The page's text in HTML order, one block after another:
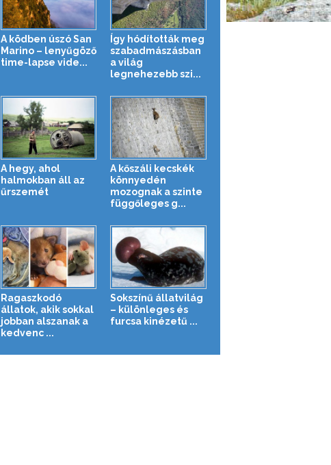
A ködben úszó San
Marino – lenyűgöző
time-lapse vide...
Így hódították meg
szabadmászásban
a világ
legnehezebb szi...
A hegy, ahol
halmokban áll az
űrszemét
A kőszáli kecskék
könnyedén
mozognak a szinte
függőleges g...
Ragaszkodó
állatok, akik sokkal
jobban alszanak a
kedvenc ...
Sokszínű állatvilág
– különleges és
furcsa kinézetű ...